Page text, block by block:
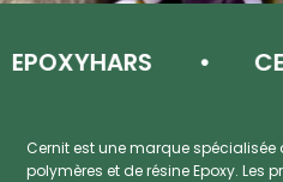
Cernit est une marque
polymères et de résine Epoxy.